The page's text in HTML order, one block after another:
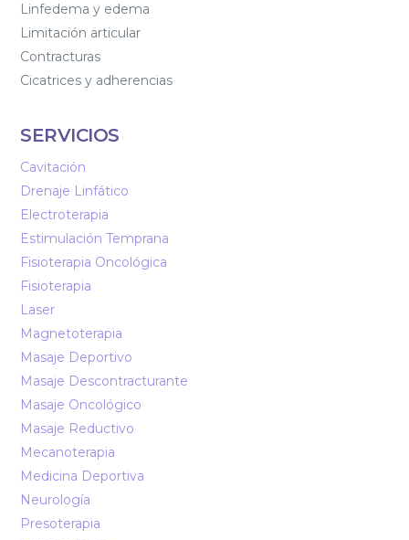
Linfedema y edema
Limitación articular
Contracturas
Cicatrices y adherencias
SERVICIOS
Cavitación
Drenaje Linfático
Electroterapia
Estimulación Temprana
Fisioterapia Oncológica
Fisioterapia
Laser
Magnetoterapia
Masaje Deportivo
Masaje Descontracturante
Masaje Oncológico
Masaje Reductivo
Mecanoterapia
Medicina Deportiva
Neurología
Presoterapia